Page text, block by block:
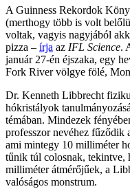
A Guinness Rekordok
(merthogy több is volt
voltak, vagyis nagyjából
pizza – írja az IFL Science.
január 27-én éjszaka, egy
Fork River völgye fölé,
Dr. Kenneth Libbrecht
hókristályok
témában. Mindezek
professzor nevéhez fűződik
ami mintegy 10 milliméter
tűnik túl colosnak, tekintve,
milliméter átmérőjűek, a
valóságos monstrum.